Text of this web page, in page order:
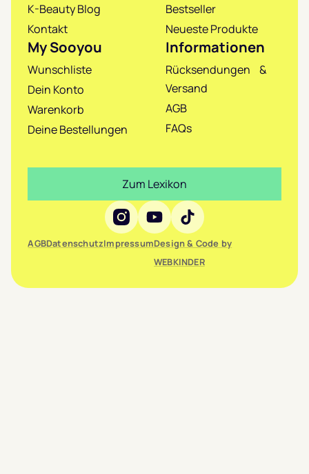
K-Beauty Blog
Kontakt
Bestseller
Neueste Produkte
My Sooyou
Wunschliste
Dein Konto
Warenkorb
Deine Bestellungen
Informationen
Rücksendungen &
Versand
AGB
FAQs
Social Media
AGBDatenschutzImpressumDesign & Code by
WEBKINDER
Zum Lexikon